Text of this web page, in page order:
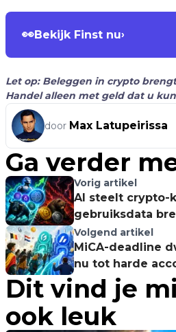
👀Bekijk Finst nu›
Let op: Beleggen in crypto
Handel alleen met geld dat u
door Max Latupeirissa
Ga verder
Vorig artikel
AI steelt crypto-
gebruiksdata
Volgend artikel
MiCA-deadline
nu tot harde
exchanges
Dit vind je
ook leuk